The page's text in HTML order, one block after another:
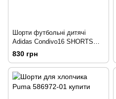
Шорти футбольні дитячі
Adidas Condivo16 SHORTS
128cm
830 грн